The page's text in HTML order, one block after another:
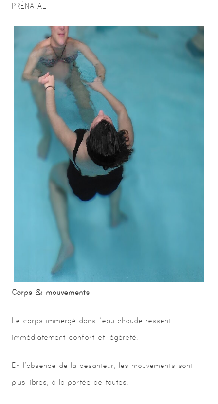
PRÉNATAL
Corps & mouvements
Le corps immergé dans l’eau chaude ressent
immédiatement confort et légèreté.
En l’absence de la pesanteur, les mouvements sont
plus libres, à la portée de toutes.